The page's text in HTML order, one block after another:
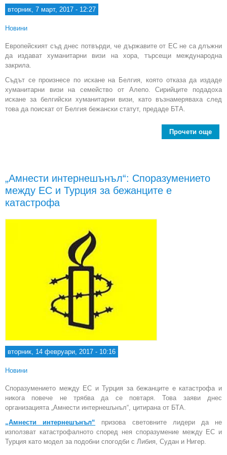
вторник, 7 март, 2017 - 12:27
Новини
Европейският съд днес потвърди, че държавите от ЕС не са длъжни
да издават хуманитарни визи на хора, търсещи международна
закрила.
Съдът се произнесе по искане на Белгия, която отказа да издаде
хуманитарни визи на семейство от Алепо. Сирийците подадоха
искане за белгийски хуманитарни визи, като възнамеряваха след
това да поискат от Белгия бежански статут, предаде БТА.
Прочети още
„Амнести интернешънъл“: Споразумението
между ЕС и Турция за бежанците е
катастрофа
вторник, 14 февруари, 2017 - 10:16
Новини
Споразумението между ЕС и Турция за бежанците е катастрофа и
никога повече не трябва да се повтаря. Това заяви днес
организацията „Амнести интернешънъл“, цитирана от БТА.
„Амнести интернешънъл“ призова световните лидери да не
използват катастрофалното според нея споразумение между ЕС и
Турция като модел за подобни спогодби с Либия, Судан и Нигер.